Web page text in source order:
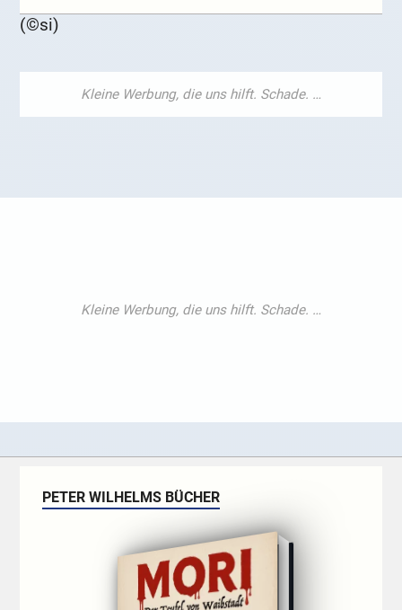
(©si)
PETER WILHELMS BÜCHER